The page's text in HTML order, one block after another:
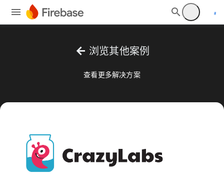
arrow_back 浏览其他案例
查看更多解决方案